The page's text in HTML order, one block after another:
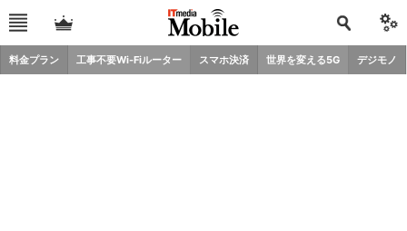
料金プラン 工事不要Wi-Fiルーター スマホ決済 世界を変える5G デジモノ